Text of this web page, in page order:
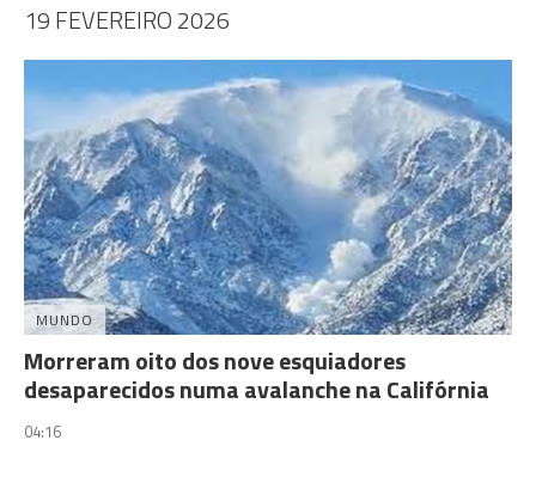
19 FEVEREIRO 2026
MUNDO
Morreram oito dos nove esquiadores
desaparecidos numa avalanche na Califórnia
04:16